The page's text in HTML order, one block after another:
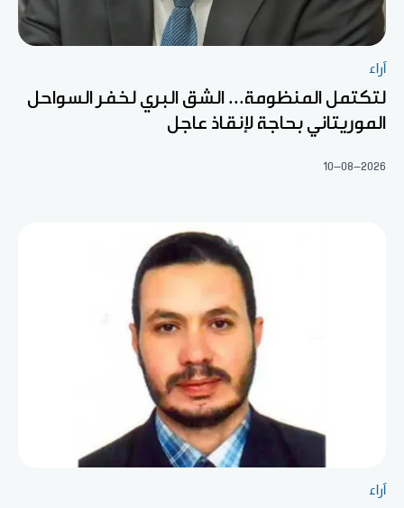
آراء
لتكتمل المنظومة... الشق البري لخفر السواحل
الموريتاني بحاجة لإنقاذ عاجل
10-08-2026
آراء